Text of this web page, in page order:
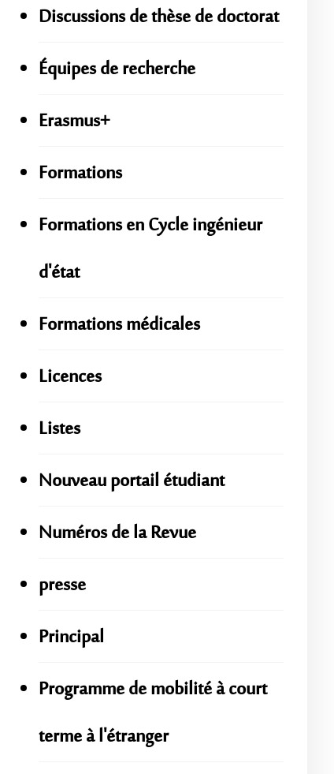
Discussions de thèse de doctorat
Équipes de recherche
Erasmus+
Formations
Formations en Cycle ingénieur
d'état
Formations médicales
Licences
Listes
Nouveau portail étudiant
Numéros de la Revue
presse
Principal
Programme de mobilité à court
terme à l'étranger